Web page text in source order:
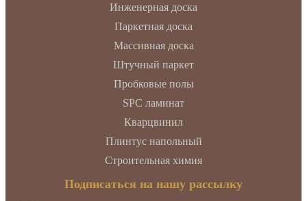
Инженерная доска
Паркетная доска
Массивная доска
Штучный паркет
Пробковые полы
SPC ламинат
Кварцвинил
Плинтус напольный
Строительная химия
Подписаться на нашу рассылку